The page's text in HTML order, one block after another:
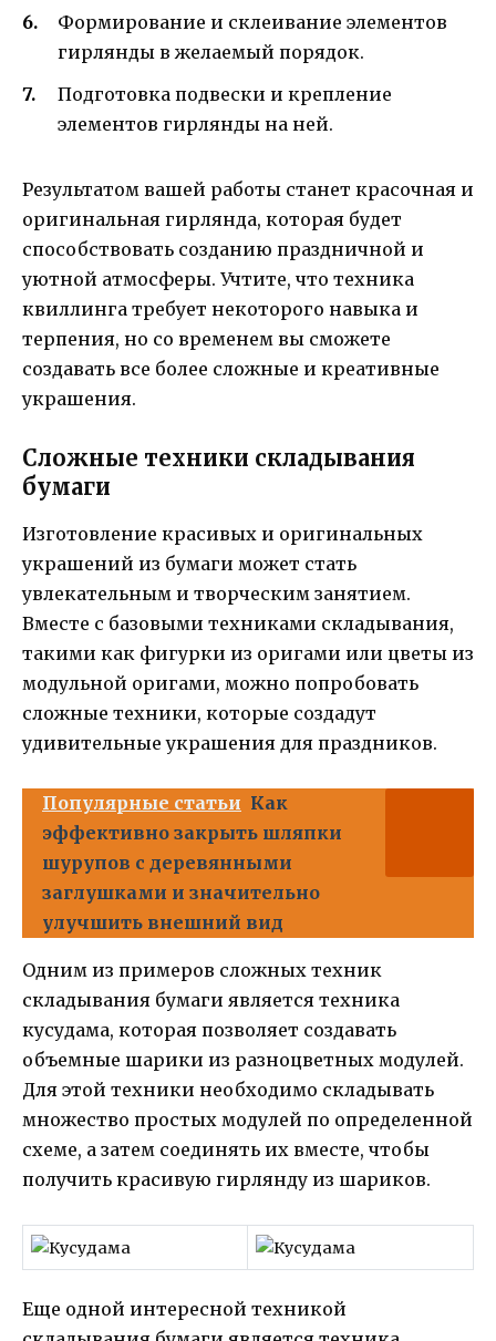
Формирование и склеивание элементов
гирлянды в желаемый порядок.
Подготовка подвески и крепление
элементов гирлянды на ней.
Результатом вашей работы станет красочная и
оригинальная гирлянда, которая будет
способствовать созданию праздничной и
уютной атмосферы. Учтите, что техника
квиллинга требует некоторого навыка и
терпения, но со временем вы сможете
создавать все более сложные и креативные
украшения.
Сложные техники складывания
бумаги
Изготовление красивых и оригинальных
украшений из бумаги может стать
увлекательным и творческим занятием.
Вместе с базовыми техниками складывания,
такими как фигурки из оригами или цветы из
модульной оригами, можно попробовать
сложные техники, которые создадут
удивительные украшения для праздников.
Популярные статьи Как
эффективно закрыть шляпки
шурупов с деревянными
заглушками и значительно
улучшить внешний вид
Одним из примеров сложных техник
складывания бумаги является техника
кусудама, которая позволяет создавать
объемные шарики из разноцветных модулей.
Для этой техники необходимо складывать
множество простых модулей по определенной
схеме, а затем соединять их вместе, чтобы
получить красивую гирлянду из шариков.
Еще одной интересной техникой